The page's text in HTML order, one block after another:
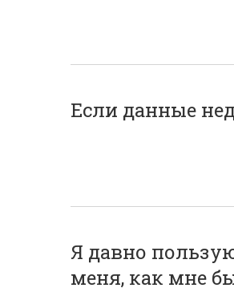
Если данные
Я давно
меня, как мне